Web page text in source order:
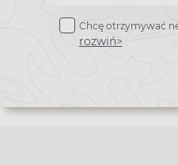
do
newslettera
Chcę otrzymywać
rozwiń>